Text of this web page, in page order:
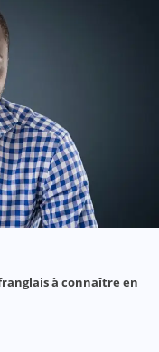
à connaître en